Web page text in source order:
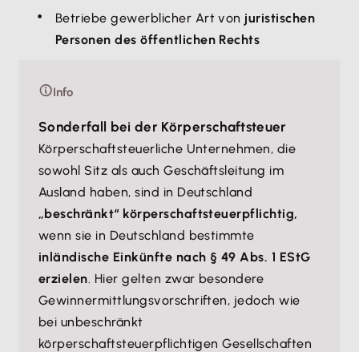
Betriebe gewerblicher Art von juristischen
Personen des öffentlichen Rechts
Info
Sonderfall bei der Körperschaftsteuer
Körperschaftsteuerliche Unternehmen, die
sowohl Sitz als auch Geschäftsleitung im
Ausland haben, sind in Deutschland
„beschränkt“ körperschaftsteuerpflichtig,
wenn sie in Deutschland bestimmte
inländische Einkünfte nach § 49 Abs. 1 EStG
erzielen. Hier gelten zwar besondere
Gewinnermittlungsvorschriften, jedoch wie
bei unbeschränkt
körperschaftsteuerpflichtigen Gesellschaften